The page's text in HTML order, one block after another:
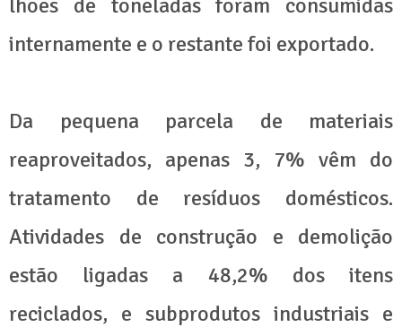
lhões de toneladas foram consumidas
internamente e o restante foi exportado.
Da pequena parcela de materiais
reaproveitados, apenas 3, 7% vêm do
tratamento de resíduos domésticos.
Atividades de construção e demolição
estão ligadas a 48,2% dos itens
reciclados, e subprodutos industriais e